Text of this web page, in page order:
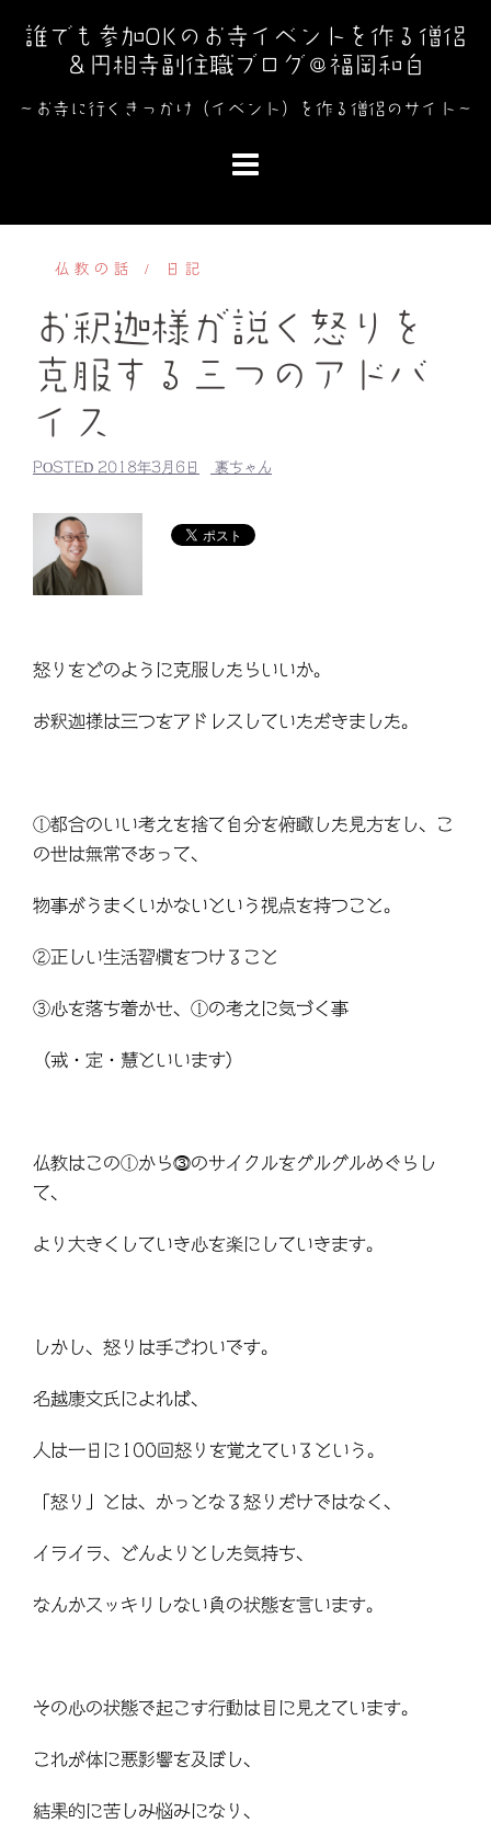
キ
誰でも参加OKのお寺イベントを作る僧侶
＆円相寺副住職ブログ＠福岡和白
～お寺に行くきっかけ（イベント）を作る僧侶のサイト～
仏教の話 日記
お釈迦様が説く怒りを
克服する三つのアドバ
イス
POSTED 2018年3月6日 裏ちゃん
怒りをどのように克服したらいいか。
お釈迦様は三つをアドレスしていただきました。
①都合のいい考えを捨て自分を俯瞰した見方をし、こ
の世は無常であって、
物事がうまくいかないという視点を持つこと。
②正しい生活習慣をつけること
③心を落ち着かせ、①の考えに気づく事
（戒・定・慧といいます）
仏教はこの①から⓷のサイクルをグルグルめぐらし
て、
より大きくしていき心を楽にしていきます。
しかし、怒りは手ごわいです。
名越康文氏によれば、
人は一日に100回怒りを覚えているという。
「怒り」とは、かっとなる怒りだけではなく、
イライラ、どんよりとした気持ち、
なんかスッキリしない負の状態を言います。
その心の状態で起こす行動は目に見えています。
これが体に悪影響を及ぼし、
結果的に苦しみ悩みになり、